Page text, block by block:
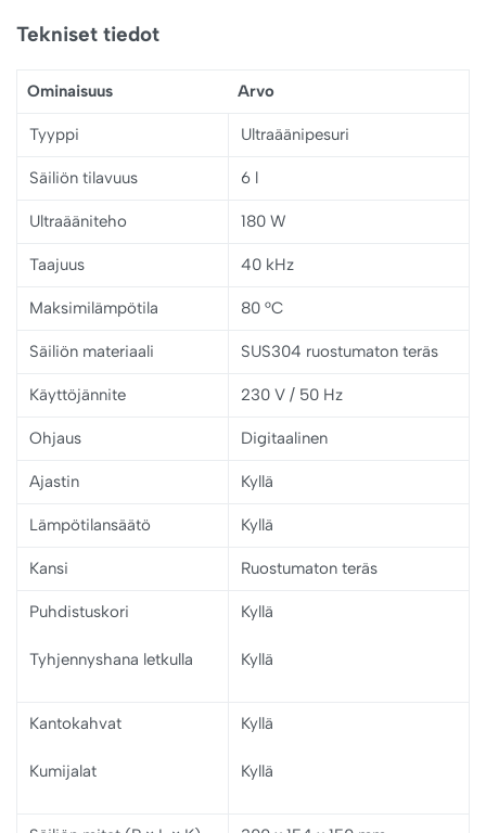
Tekniset tiedot
Ominaisuus Arvo
Tyyppi Ultraäänipesuri
Säiliön tilavuus 6 l
Ultraääniteho 180 W
Taajuus 40 kHz
Maksimilämpötila 80 °C
Säiliön materiaali SUS304 ruostumaton teräs
Käyttöjännite 230 V / 50 Hz
Ohjaus Digitaalinen
Ajastin Kyllä
Lämpötilansäätö Kyllä
Kansi Ruostumaton teräs
Puhdistuskori
Tyhjennyshana letkulla
Kyllä
Kyllä
Kantokahvat
Kumijalat
Kyllä
Kyllä